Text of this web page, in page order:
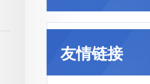
友情链接